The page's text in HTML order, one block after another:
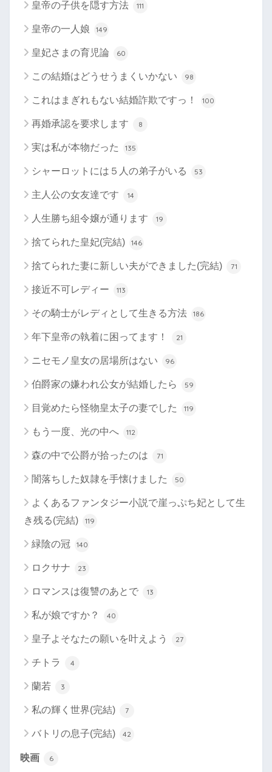
皇帝の子供を隠す方法 111
皇帝の一人娘 149
皇妃さまの育児論 60
この結婚はどうせうまくいかない 98
これはまぎれもない結婚詐欺ですっ！ 100
再婚承認を要求します 8
実は私が本物だった 135
シャーロットには５人の弟子がいる 53
主人公の女友達です 14
人生勝ち組令嬢が通ります 19
捨てられた皇妃(完結) 146
捨てられた妻に新しい夫ができました(完結) 71
接近不可レディー 113
その騎士がレディとして生きる方法 186
年下皇帝の執着に困ってます！ 21
ニセモノ皇女の居場所はない 96
伯爵家の嫌われ公女が結婚したら 59
目覚めたら怪物皇太子の妻でした 119
もう一度、光の中へ 112
森の中で公爵が拾ったのは 71
闇落ちした奴隷を手懐けました 50
よくあるファンタジー小説で崖っぷち妃として生
き残る(完結)
119
緑陰の冠 140
ロクサナ 23
ロマンスは復讐のあとで 13
私が娘ですか？ 40
皇子よそなたの願いを叶えよう 27
チトラ 4
蘭若 3
私の輝く世界(完結) 7
バトリの息子(完結) 42
映画 6